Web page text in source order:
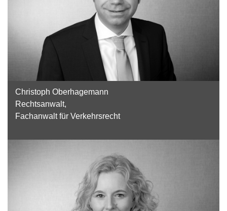
Christoph Oberhagemann
Rechtsanwalt,
Fachanwalt für Verkehrsrecht